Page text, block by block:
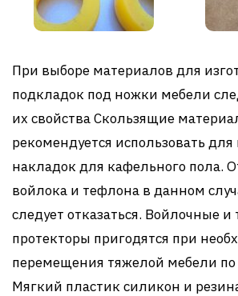
При выборе материалов для
подкладок под ножки мебели
их свойства Скользящие
рекомендуется использовать для
накладок для кафельного пола.
войлока и тефлона в данном
следует отказаться. Войлочные
протекторы пригодятся при
перемещения тяжелой мебели по
Мягкий пластик силикон и